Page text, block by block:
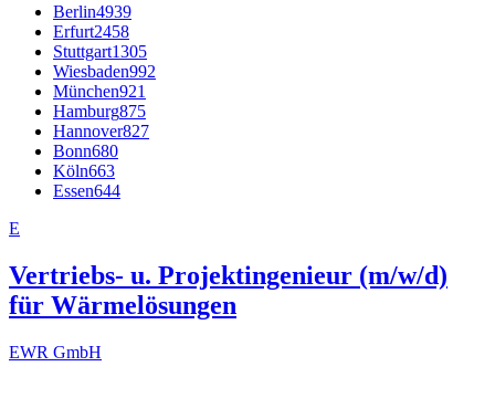
Berlin4939
Erfurt2458
Stuttgart1305
Wiesbaden992
München921
Hamburg875
Hannover827
Bonn680
Köln663
Essen644
E
Vertriebs- u. Projektingenieur (m/w/d)
für Wärmelösungen
EWR GmbH